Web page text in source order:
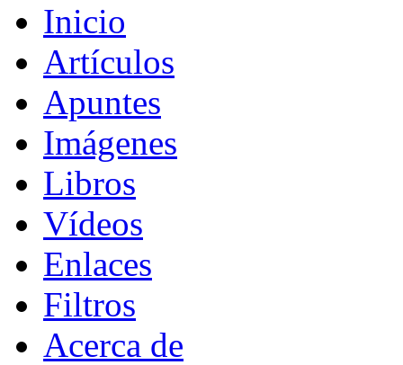
Inicio
Artículos
Apuntes
Imágenes
Libros
Vídeos
Enlaces
Filtros
Acerca de